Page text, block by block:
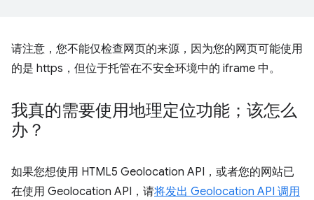
请注意，您不能仅检查网页的来源，因为您的网页可能使用
的是 https，但位于托管在不安全环境中的 iframe 中。
我真的需要使用地理定位功能；该怎么
办？
如果您想使用 HTML5 Geolocation API，或者您的网站已
在使用 Geolocation API，请将发出 Geolocation API 调用